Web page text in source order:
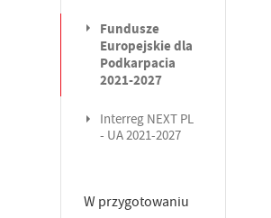
Fundusze
Europejskie dla
Podkarpacia
2021-2027
Interreg NEXT PL
- UA 2021-2027
W przygotowaniu